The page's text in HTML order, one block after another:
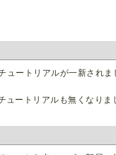
ュートリアルが一新されま
ュートリアルも無くなりま